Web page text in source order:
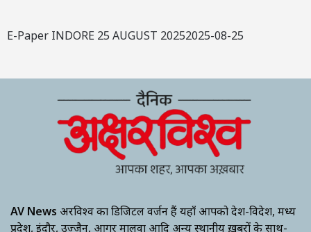
E-Paper INDORE 25 AUGUST 20252025-08-25
AV News अक्षरविश्व का डिजिटल वर्जन हैं यहाँ आपको देश-विदेश, मध्य
प्रदेश, इंदौर, उज्जैन, आगर मालवा आदि अन्य स्थानीय ख़बरों के साथ-